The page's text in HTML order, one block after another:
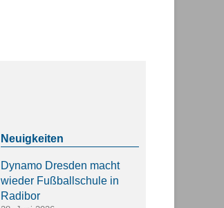
Dynamo Dresden macht
wieder Fußballschule in
Radibor